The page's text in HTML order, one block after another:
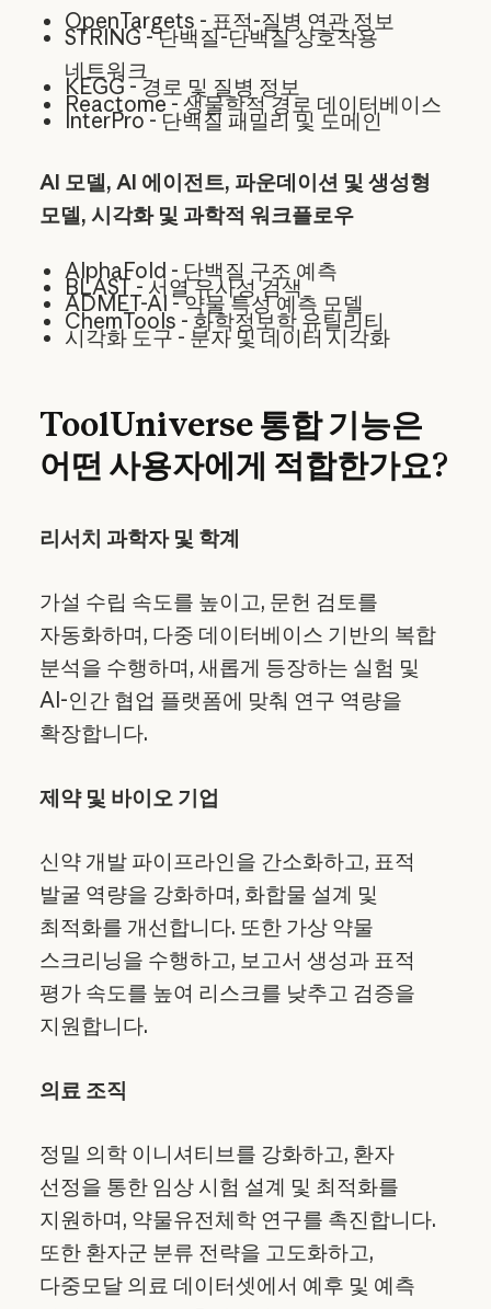
OpenTargets - 표적-질병 연관 정보
STRING - 단백질-단백질 상호작용
네트워크
KEGG - 경로 및 질병 정보
Reactome - 생물학적 경로 데이터베이스
InterPro - 단백질 패밀리 및 도메인
AI 모델, AI 에이전트, 파운데이션 및 생성형
모델, 시각화 및 과학적 워크플로우
AlphaFold - 단백질 구조 예측
BLAST - 서열 유사성 검색
ADMET-AI - 약물 특성 예측 모델
ChemTools - 화학정보학 유틸리티
시각화 도구 - 분자 및 데이터 시각화
ToolUniverse 통합 기능은
어떤 사용자에게 적합한가요?
리서치 과학자 및 학계
가설 수립 속도를 높이고, 문헌 검토를
자동화하며, 다중 데이터베이스 기반의 복합
분석을 수행하며, 새롭게 등장하는 실험 및
AI-인간 협업 플랫폼에 맞춰 연구 역량을
확장합니다.
제약 및 바이오 기업
신약 개발 파이프라인을 간소화하고, 표적
발굴 역량을 강화하며, 화합물 설계 및
최적화를 개선합니다. 또한 가상 약물
스크리닝을 수행하고, 보고서 생성과 표적
평가 속도를 높여 리스크를 낮추고 검증을
지원합니다.
의료 조직
정밀 의학 이니셔티브를 강화하고, 환자
선정을 통한 임상 시험 설계 및 최적화를
지원하며, 약물유전체학 연구를 촉진합니다.
또한 환자군 분류 전략을 고도화하고,
다중모달 의료 데이터셋에서 예후 및 예측